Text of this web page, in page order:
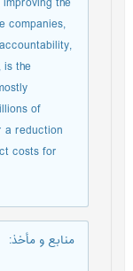
companies,
is the
of
a reduction
costs for
منابع و مأخذ: